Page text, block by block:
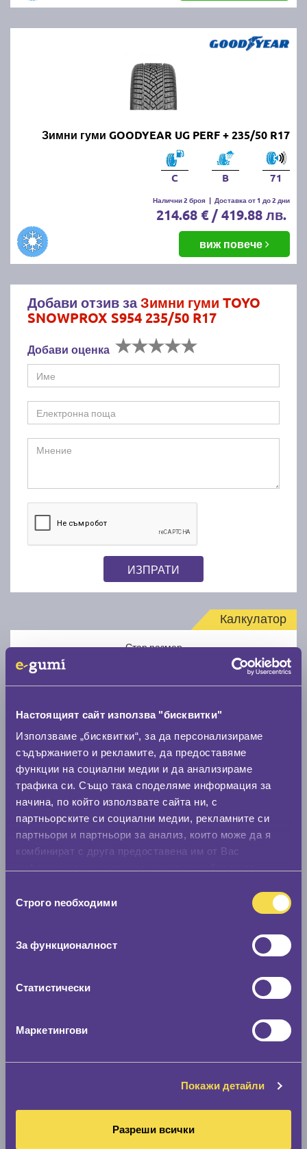
Настоящият сайт използва "бисквитки"
Използваме „бисквитки“, за да персонализираме
съдържанието и рекламите, да предоставяме
функции на социални медии и да анализираме
трафика си. Също така споделяме информация за
начина, по който използвате сайта ни, с
партньорските си социални медии, рекламните си
партньори и партньори за анализ, които може да я
комбинират с друга предоставена им от Вас
наСтрого nеобходими
За функционалност
Статистически
Маркетингови
Покажи детайли
Разреши всички
Зимни гуми GOODYEAR UG PERF + 235/50 R17
C B 71
Налични 2 броя | Доставка от 1 до 2 дни
214.68 € / 419.88 лв.
виж повече
Добави отзив заЗимни гуми TOYO
SNOWPROX S954 235/50 R17
Добави оценка
ИЗПРАТИ
Калкулатор
Стар размер
Нов размер
Стар размер
Скоростомер при 100
По марка автомобил